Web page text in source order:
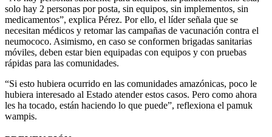
solo hay 2 personas por posta, sin equipos, sin implementos, sin
medicamentos”, explica Pérez. Por ello, el líder señala que se
necesitan médicos y retomar las campañas de vacunación contra el
neumococo. Asimismo, en caso se conformen brigadas sanitarias
móviles, deben estar bien equipadas con equipos y con pruebas
rápidas para las comunidades.
“Si esto hubiera ocurrido en las comunidades amazónicas, poco le
hubiera interesado al Estado atender estos casos. Pero como ahora
les ha tocado, están haciendo lo que puede”, reflexiona el pamuk
wampis.